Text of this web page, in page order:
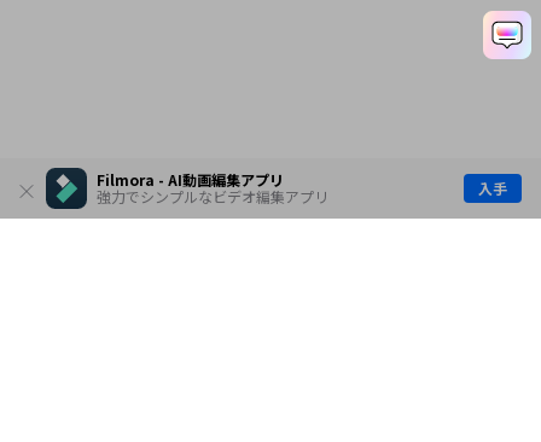
Filmora - AI動画編集アプリ
強力でシンプルなビデオ編集アプリ
入手